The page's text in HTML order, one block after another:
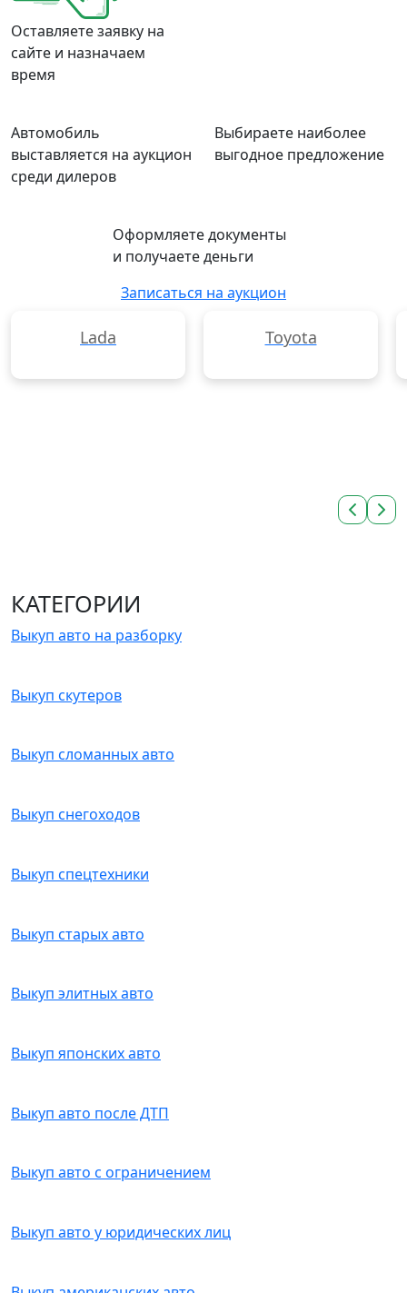
Оставляете заявку на
сайте и назначаем
время
Автомобиль
выставляется на аукцион
среди дилеров
Выбираете наиболее
выгодное предложение
Оформляете документы
и получаете деньги
Записаться на аукцион
Lada Toyota
КАТЕГОРИИ
Выкуп авто на разборку
Выкуп скутеров
Выкуп сломанных авто
Выкуп снегоходов
Выкуп спецтехники
Выкуп старых авто
Выкуп элитных авто
Выкуп японских авто
Выкуп авто после ДТП
Выкуп авто с ограничением
Выкуп авто у юридических лиц